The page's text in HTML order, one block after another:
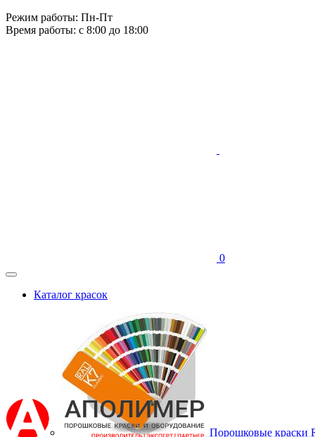
Режим работы: Пн-Пт
Время работы: с 8:00 до 18:00
0
Каталог красок
Порошковые краски